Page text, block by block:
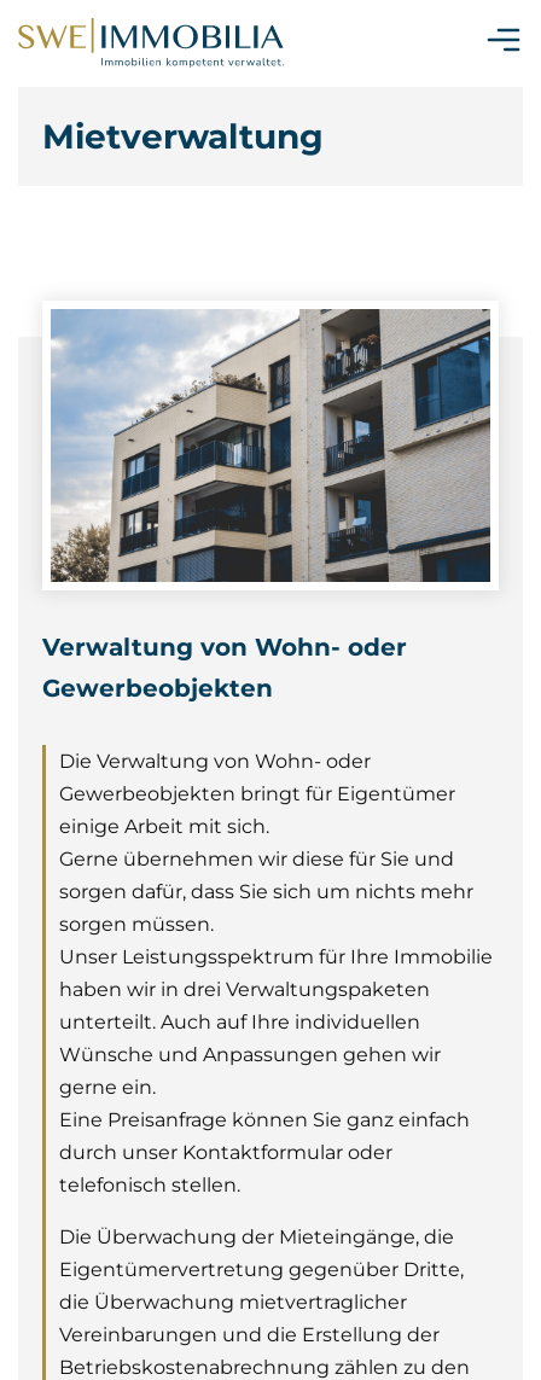
Mietverwaltung
Verwaltung von Wohn- oder
Gewerbeobjekten
Die Verwaltung von Wohn- oder
Gewerbeobjekten bringt für Eigentümer
einige Arbeit mit sich.
Gerne übernehmen wir diese für Sie und
sorgen dafür, dass Sie sich um nichts mehr
sorgen müssen.
Unser Leistungsspektrum für Ihre Immobilie
haben wir in drei Verwaltungspaketen
unterteilt. Auch auf Ihre individuellen
Wünsche und Anpassungen gehen wir
gerne ein.
Eine Preisanfrage können Sie ganz einfach
durch unser Kontaktformular oder
telefonisch stellen.
Die Überwachung der Mieteingänge, die
Eigentümervertretung gegenüber Dritte,
die Überwachung mietvertraglicher
Vereinbarungen und die Erstellung der
Betriebskostenabrechnung zählen zu den